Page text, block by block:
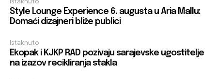
Style Lounge Experience 6. augusta u Aria Mallu:
Domaći dizajneri bliže publici
Istaknuto
Ekopak i KJKP RAD pozivaju sarajevske ugostitelje
na izazov recikliranja stakla